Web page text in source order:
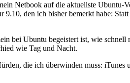
Netbook auf die aktuellste Ubuntu-
9.10, den ich bisher bemerkt habe:
bei Ubuntu begeistert ist, wie
wie Tag und Nacht.
die ich überwinden muss: